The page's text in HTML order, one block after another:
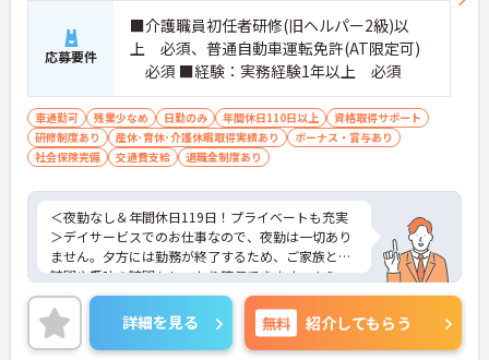
応募要件
■介護職員初任者研修(旧ヘルパー2級)以
上 必須、普通自動車運転免許(AT限定可)
必須 ■経験：実務経験1年以上 必須
車通勤可 残業少なめ 日勤のみ 年間休日110日以上
資格取得サポート
研修制度あり
産休･育休･介護休暇取得実績あり
ボーナス・賞与あり
社会保険完備
交通費支給 退職金制度あり
＜夜勤なし＆年間休日119日！プライベートも充実
＞デイサービスでのお仕事なので、夜勤は一切あり
ません。夕方には勤務が終了するため、ご家族との
時間や趣味の時間もしっかり確保できます。さら
に、月9日のお休みに加えて「リフレッシュ休暇」
が毎月1日付与され、年間休日はたっぷり119日。無
理なく働き続けられるリズムが整っており、仕事と
プライベートのメリハリをつけて働きたい方にぴっ
詳細を見る 無料 紹介してもらう